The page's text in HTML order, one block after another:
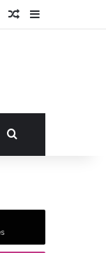
Noticias
Publicación al
Barra lateral
Noticias
skin